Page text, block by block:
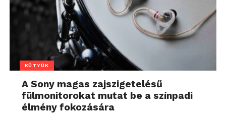
KÜTYÜK
A Sony magas zajszigetelésű
fülmonitorokat mutat be a színpadi
élmény fokozására